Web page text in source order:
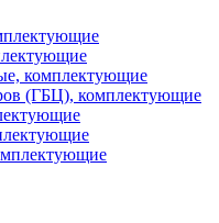
комплектующие
(ГБЦ), комплектующие